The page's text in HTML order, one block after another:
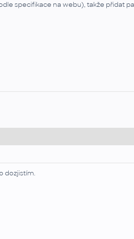
specifikace na webu), takže přidat
dozjistím.